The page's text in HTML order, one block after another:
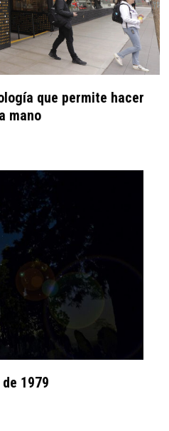
que permite hacer
mano
1979